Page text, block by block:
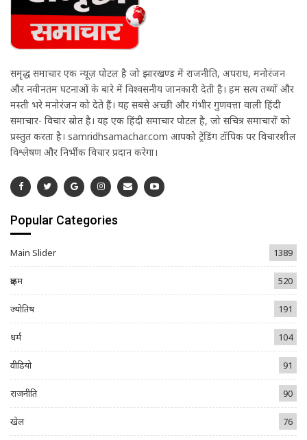
समृद्ध समाचार एक न्यूज़ पोर्टल है जो झारखण्ड में राजनीति, अपराध, मनोरंजन
और नवीनतम घटनाओं के बारे में विश्वसनीय जानकारी देती है। हम सत्य तथ्यों और
मस्ती भरे मनोरंजन को देते हैं। यह सबसे अच्छी और गंभीर गुणवत्ता वाली हिंदी
समाचार- विचार स्रोत है। यह एक हिंदी समाचार पोर्टल है, जो सचित्र समाचारों को
प्रस्तुत करता है। samridhsamachar.com आपको ट्रेंडिंग टॉपिक पर विचारशील
विश्लेषण और निर्भीक विचार प्रदान करेगा।
Popular Categories
Main Slider 1389
क्राइम 520
ज्योतिष 191
धर्म 104
वीडियो 91
राजनीति 90
खेल 76